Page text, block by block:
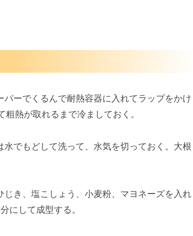
ーでくるんで耐熱容器に入れてラップをかけ
熱が取れるまで冷ましておく。
でもどして洗って、水気を切っておく。大根
き、塩こしょう、小麦粉、マヨネーズを入れ
にして成型する。